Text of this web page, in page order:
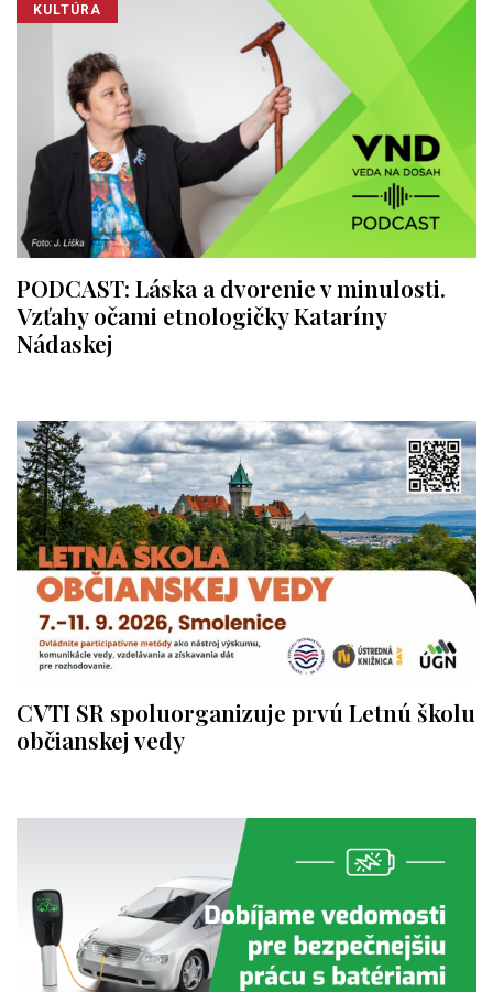
KULTÚRA
PODCAST: Láska a dvorenie v minulosti.
Vzťahy očami etnologičky Kataríny
Nádaskej
CVTI SR spoluorganizuje prvú Letnú školu
občianskej vedy